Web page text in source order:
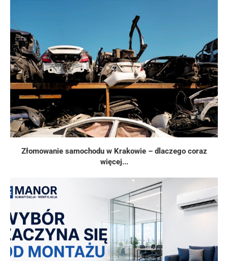
Złomowanie samochodu w Krakowie – dlaczego coraz
więcej...